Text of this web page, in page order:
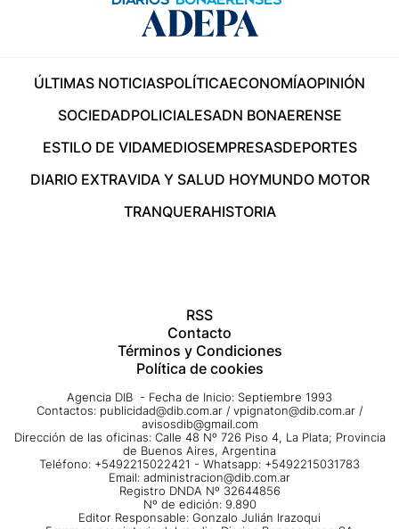
ÚLTIMAS NOTICIASPOLÍTICAECONOMÍAOPINIÓN
SOCIEDADPOLICIALESADN BONAERENSE
ESTILO DE VIDAMEDIOSEMPRESASDEPORTES
DIARIO EXTRAVIDA Y SALUD HOYMUNDO MOTOR
TRANQUERAHISTORIA
RSS
Contacto
Términos y Condiciones
Política de cookies
Agencia DIB - Fecha de Inicio: Septiembre 1993
Contactos: publicidad@dib.com.ar / vpignaton@dib.com.ar /
avisosdib@gmail.com
Dirección de las oficinas: Calle 48 Nº 726 Piso 4, La Plata; Provincia
de Buenos Aires, Argentina
Teléfono: +5492215022421 - Whatsapp: +5492215031783
Email: administracion@dib.com.ar
Registro DNDA Nº 32644856
Nº de edición: 9.890
Editor Responsable: Gonzalo Julián Irazoqui